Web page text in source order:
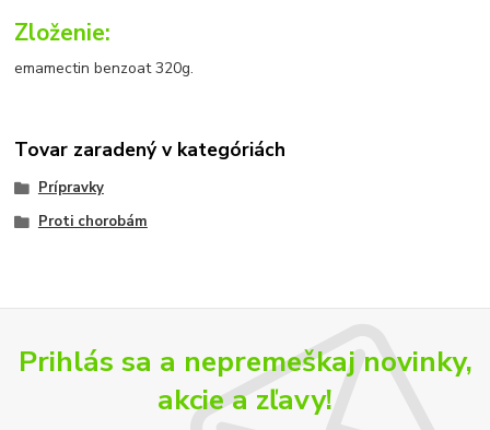
Zloženie:
emamectin benzoat 320g.
Tovar zaradený v kategóriách
Prípravky
Proti chorobám
Prihlás sa a nepremeškaj novinky,
akcie a zľavy!